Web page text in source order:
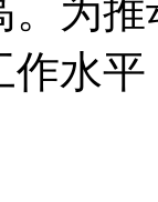
为
作水